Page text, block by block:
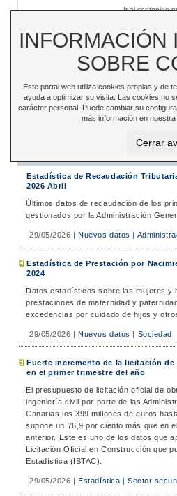
Ir al contenido
Estadística de Recaudación
2026 Abril
Últimos datos de recaudación de los
gestionados por la Administración
29/05/2026 |Nuevos datos |
Estadística de Prestación por
2024
Datos estadísticos sobre las mujeres y
prestaciones de maternidad y
excedencias por cuidado de hijos y
29/05/2026 |Nuevos datos | Sociedad
Fuerte incremento de la licitación de
en el primer trimestre del año
El presupuesto de licitación oficial de
ingeniería civil por parte de las
Canarias los 399 millones de euros
supone un 76,9 por ciento más que en
anterior. Este es uno de los datos que
Licitación Oficial en Construcción que
Estadística (ISTAC).
29/05/2026 |Estadística | Sector
INFORMACIÓN
SOBRE
Este portal web utiliza cookies propias y de
ayuda a optimizar su visita. Las cookies no
carácter personal. Puede cambiar su
más información en nuestra
Cerrar